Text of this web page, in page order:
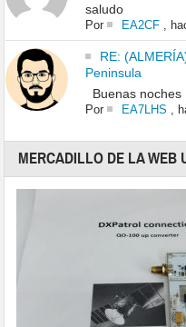
saludo
Por EA2CF,
RE:
Peninsula
Buenas noches
Por EA7LHS
MERCADILLO DE LA WEB